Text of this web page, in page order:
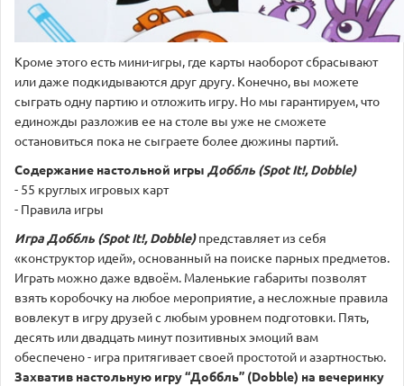
Кроме этого есть мини-игры, где карты наоборот сбрасывают
или даже подкидываются друг другу. Конечно, вы можете
сыграть одну партию и отложить игру. Но мы гарантируем, что
единожды разложив ее на столе вы уже не сможете
остановиться пока не сыграете более дюжины партий.
Содержание настольной игры Доббль (Spot It!, Dobble)
- 55 круглых игровых карт
- Правила игры
Игра Доббль (Spot It!, Dobble)представляет из себя
«конструктор идей», основанный на поиске парных предметов.
Играть можно даже вдвоём. Маленькие габариты позволят
взять коробочку на любое мероприятие, а несложные правила
вовлекут в игру друзей с любым уровнем подготовки. Пять,
десять или двадцать минут позитивных эмоций вам
обеспечено - игра притягивает своей простотой и азартностью.
Захватив настольную игру “Доббль” (Dobble) на вечеринку